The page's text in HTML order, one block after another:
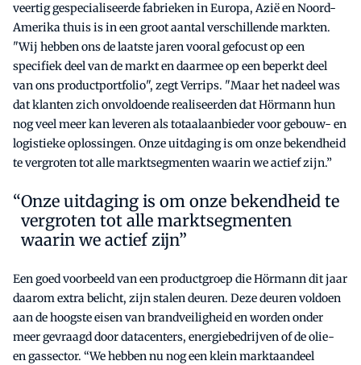
veertig gespecialiseerde fabrieken in Europa, Azië en Noord-
Amerika thuis is in een groot aantal verschillende markten.
"Wij hebben ons de laatste jaren vooral gefocust op een
specifiek deel van de markt en daarmee op een beperkt deel
van ons productportfolio", zegt Verrips. "Maar het nadeel was
dat klanten zich onvoldoende realiseerden dat Hörmann hun
nog veel meer kan leveren als totaalaanbieder voor gebouw- en
logistieke oplossingen. Onze uitdaging is om onze bekendheid
te vergroten tot alle marktsegmenten waarin we actief zijn.”
Onze uitdaging is om onze bekendheid te
vergroten tot alle marktsegmenten
waarin we actief zijn”
Een goed voorbeeld van een productgroep die Hörmann dit jaar
daarom extra belicht, zijn stalen deuren. Deze deuren voldoen
aan de hoogste eisen van brandveiligheid en worden onder
meer gevraagd door datacenters, energiebedrijven of de olie-
en gassector. “We hebben nu nog een klein marktaandeel